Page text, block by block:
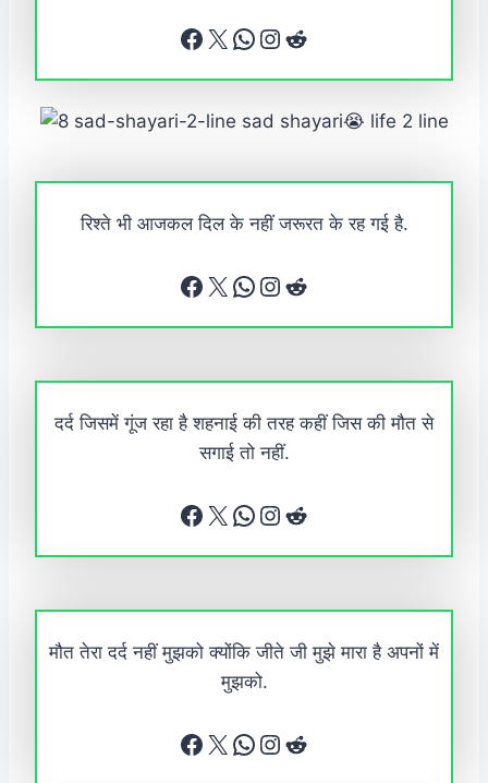
Facebook X WhatsApp Instagram Reddit
रिश्ते भी आजकल दिल के नहीं जरूरत के रह गई है.
Facebook X WhatsApp Instagram Reddit
दर्द जिसमें गूंज रहा है शहनाई की तरह कहीं जिस की मौत से
सगाई तो नहीं.
Facebook X WhatsApp Instagram Reddit
मौत तेरा दर्द नहीं मुझको क्योंकि जीते जी मुझे मारा है अपनों में
मुझको.
Facebook X WhatsApp Instagram Reddit